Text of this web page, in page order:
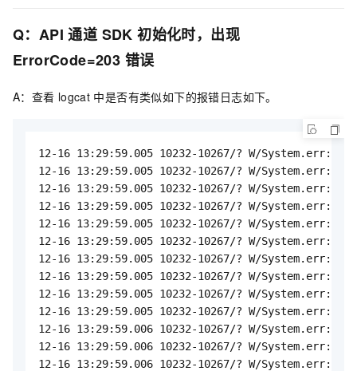
Q：API 通道 SDK 初始化时，出现
ErrorCode=203 错误
A：查看 logcat 中是否有类似如下的报错日志如下。
12-16 13:29:59.005 10232-10267/? W/System.err:
12-16 13:29:59.005 10232-10267/? W/System.err:
12-16 13:29:59.005 10232-10267/? W/System.err:
12-16 13:29:59.005 10232-10267/? W/System.err:
12-16 13:29:59.005 10232-10267/? W/System.err:
12-16 13:29:59.005 10232-10267/? W/System.err:
12-16 13:29:59.005 10232-10267/? W/System.err:
12-16 13:29:59.005 10232-10267/? W/System.err:
12-16 13:29:59.005 10232-10267/? W/System.err:
12-16 13:29:59.005 10232-10267/? W/System.err:
12-16 13:29:59.006 10232-10267/? W/System.err:
12-16 13:29:59.006 10232-10267/? W/System.err:
12-16 13:29:59.006 10232-10267/? W/System.err: